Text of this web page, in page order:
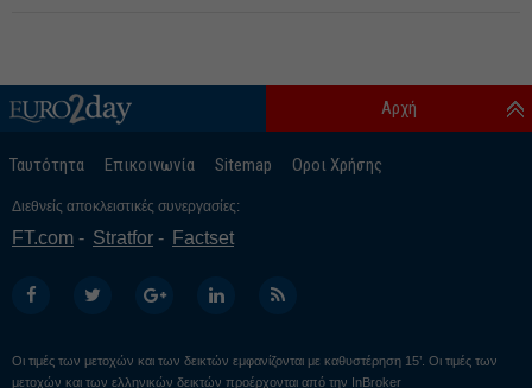
Ταυτότητα Επικοινωνία Sitemap Οροι Χρήσης
Αρχή
Διεθνείς αποκλειστικές συνεργασίες:
FT.com Stratfor Factset
Οι τιμές των μετοχών και των δεικτών εμφανίζονται με καθυστέρηση 15’. Οι τιμές των
μετοχών και των ελληνικών δεικτών προέρχονται από την InBroker